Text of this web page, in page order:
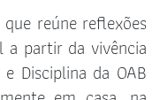
reúne reflexões
a partir da vivência
Disciplina da OAB